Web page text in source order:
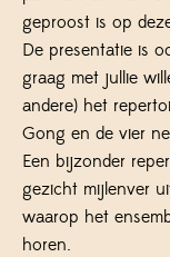
geproost is op
De presentatie is
graag met jullie
andere) het
Gong en de vier
Een bijzonder
gezicht mijlenver
waarop het
horen.